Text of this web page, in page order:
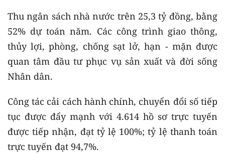
Thu ngân sách nhà nước trên 25,3 tỷ đồng, bằng
52% dự toán năm. Các công trình giao thông,
thủy lợi, phòng, chống sạt lở, hạn - mặn được
quan tâm đầu tư phục vụ sản xuất và đời sống
Nhân dân.
Công tác cải cách hành chính, chuyển đổi số tiếp
tục được đẩy mạnh với 4.614 hồ sơ trực tuyến
được tiếp nhận, đạt tỷ lệ 100%; tỷ lệ thanh toán
trực tuyến đạt 94,7%.